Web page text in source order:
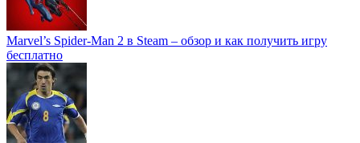
Marvel’s Spider-Man 2 в Steam – обзор и как получить игру
бесплатно